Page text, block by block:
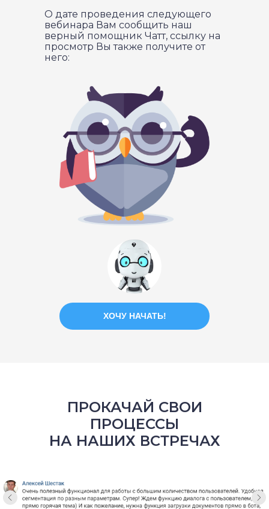
О дате проведения следующего
вебинара Вам сообщить наш
верный помощник Чатт, ссылку на
просмотр Вы также получите от
него:
ХОЧУ НАЧАТЬ!
ПРОКАЧАЙ СВОИ
ПРОЦЕССЫ
НА НАШИХ ВСТРЕЧАХ